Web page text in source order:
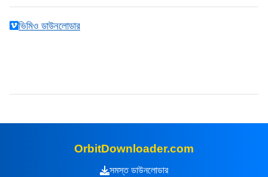
ভিমিও ডাউনলোডার
OrbitDownloader.com
সমস্ত ডাউনলোডার